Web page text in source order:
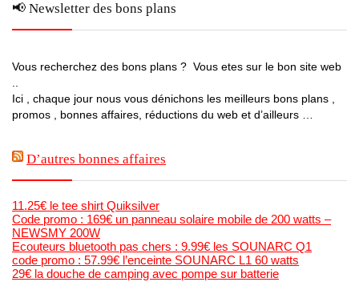
📢 Newsletter des bons plans
Vous recherchez des bons plans ? Vous etes sur le bon site web
..
Ici , chaque jour nous vous dénichons les meilleurs bons plans ,
promos , bonnes affaires, réductions du web et d’ailleurs …
D’autres bonnes affaires
11.25€ le tee shirt Quiksilver
Code promo : 169€ un panneau solaire mobile de 200 watts –
NEWSMY 200W
Ecouteurs bluetooth pas chers : 9.99€ les SOUNARC Q1
code promo : 57.99€ l’enceinte SOUNARC L1 60 watts
29€ la douche de camping avec pompe sur batterie